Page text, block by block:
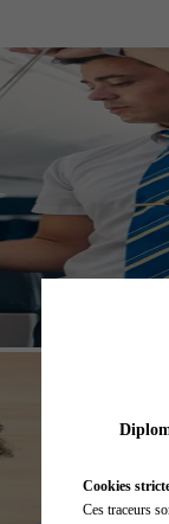
Cookies
Ces traceurs